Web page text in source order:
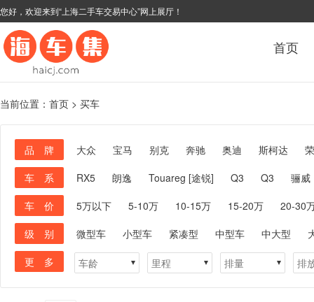
您好，欢迎来到“上海二手车交易中心”网上展厅！
首页
当前位置： 首页 > 买车
品 牌 大众 宝马 别克 奔驰 奥迪 斯柯达
车 系
RX5 朗逸 Touareg [途锐] Q3 Q3
骊威
车 价
5万以下 5-10万 10-15万 15-20万
20-30
级 别
微型车 小型车 紧凑型 中型车 中大型
更 多